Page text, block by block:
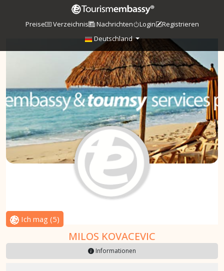
Preise Verzeichnis Nachrichten Login
Registrieren
Deutschland
Ich mag (5)
MILOS KOVACEVIC
Informationen